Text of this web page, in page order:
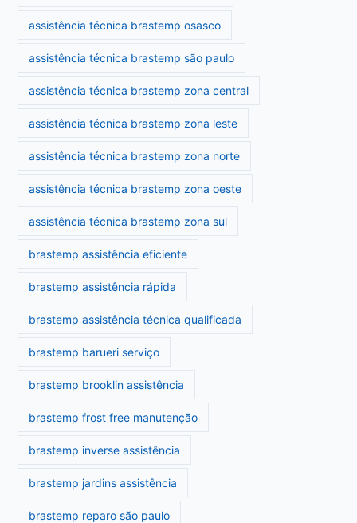
assistência técnica brastemp osasco
assistência técnica brastemp são paulo
assistência técnica brastemp zona central
assistência técnica brastemp zona leste
assistência técnica brastemp zona norte
assistência técnica brastemp zona oeste
assistência técnica brastemp zona sul
brastemp assistência eficiente
brastemp assistência rápida
brastemp assistência técnica qualificada
brastemp barueri serviço
brastemp brooklin assistência
brastemp frost free manutenção
brastemp inverse assistência
brastemp jardins assistência
brastemp reparo são paulo